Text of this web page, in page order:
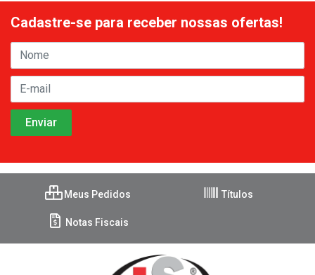
Cadastre-se para receber nossas ofertas!
Meus Pedidos Títulos
Notas Fiscais